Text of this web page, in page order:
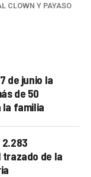
CLOWN Y PAYASO
de junio la
de 50
la familia
de la